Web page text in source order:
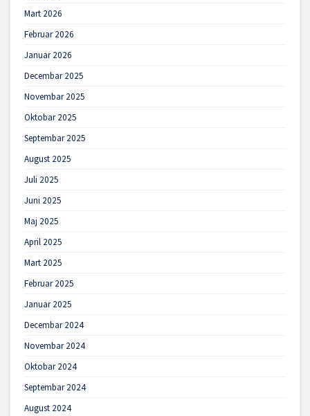
Mart 2026
Februar 2026
Januar 2026
Decembar 2025
Novembar 2025
Oktobar 2025
Septembar 2025
August 2025
Juli 2025
Juni 2025
Maj 2025
April 2025
Mart 2025
Februar 2025
Januar 2025
Decembar 2024
Novembar 2024
Oktobar 2024
Septembar 2024
August 2024